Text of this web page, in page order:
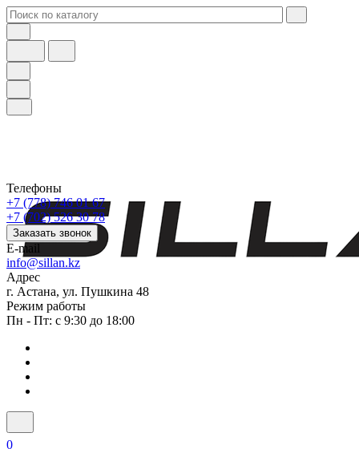
Телефоны
+7 (778) 746 01 67
+7 (702) 526 30 78
Заказать звонок
E-mail
info@sillan.kz
Адрес
г. Астана, ул. Пушкина 48
Режим работы
Пн - Пт: с 9:30 до 18:00
0